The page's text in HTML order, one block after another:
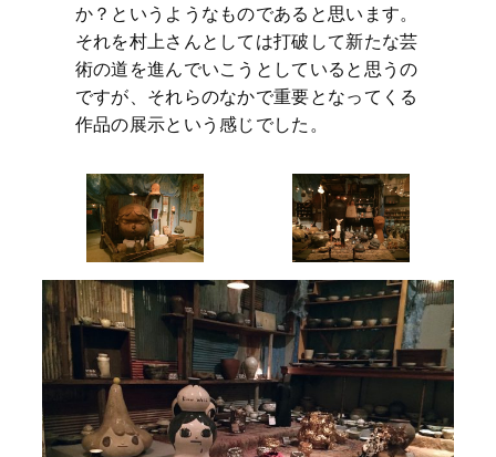
か？というようなものであると思います。
それを村上さんとしては打破して新たな芸
術の道を進んでいこうとしていると思うの
ですが、それらのなかで重要となってくる
作品の展示という感じでした。